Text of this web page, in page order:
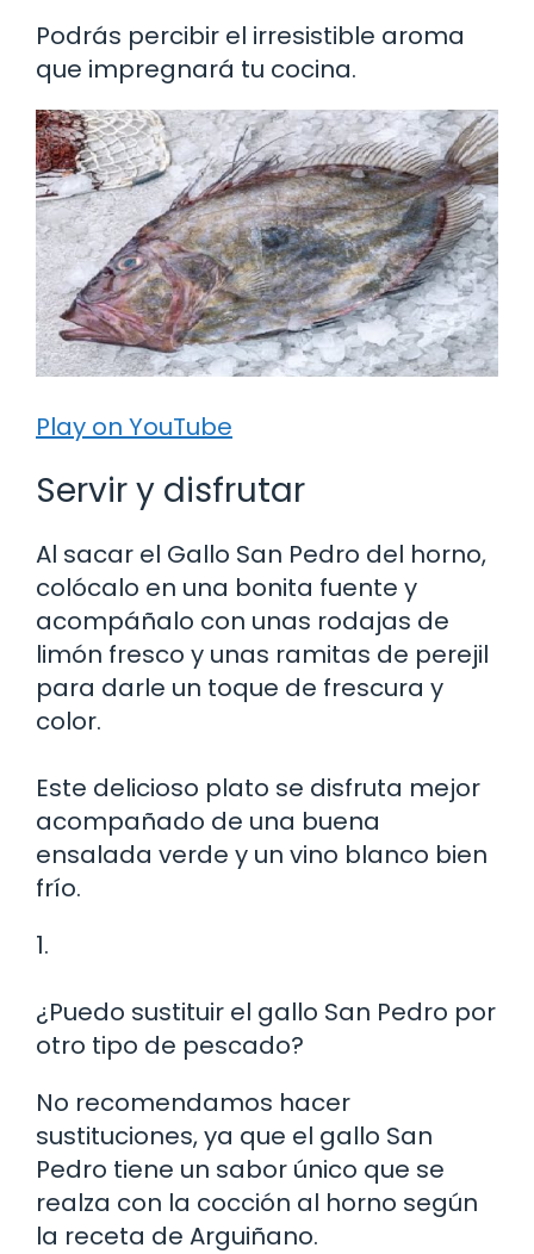
Podrás percibir el irresistible aroma
que impregnará tu cocina.
Play on YouTube
Servir y disfrutar
Al sacar el Gallo San Pedro del horno,
colócalo en una bonita fuente y
acompáñalo con unas rodajas de
limón fresco y unas ramitas de perejil
para darle un toque de frescura y
color.
Este delicioso plato se disfruta mejor
acompañado de una buena
ensalada verde y un vino blanco bien
frío.
1.
¿Puedo sustituir el gallo San Pedro por
otro tipo de pescado?
No recomendamos hacer
sustituciones, ya que el gallo San
Pedro tiene un sabor único que se
realza con la cocción al horno según
la receta de Arguiñano.